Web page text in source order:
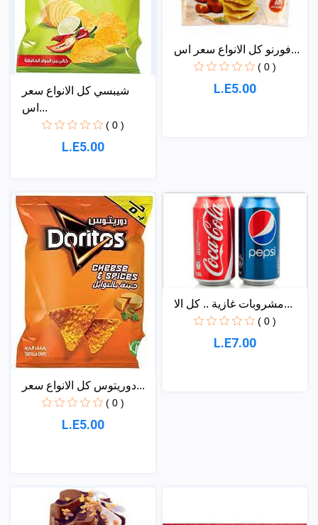
شيبسي كل الانواع سعر
اس...
( 0 )
L.E5.00
فورنو كل الانواع سعر اس...
( 0 )
L.E5.00
دوريتوس كل الانواع سعر...
( 0 )
L.E5.00
مشروبات غازية .. كل الا...
( 0 )
L.E7.00